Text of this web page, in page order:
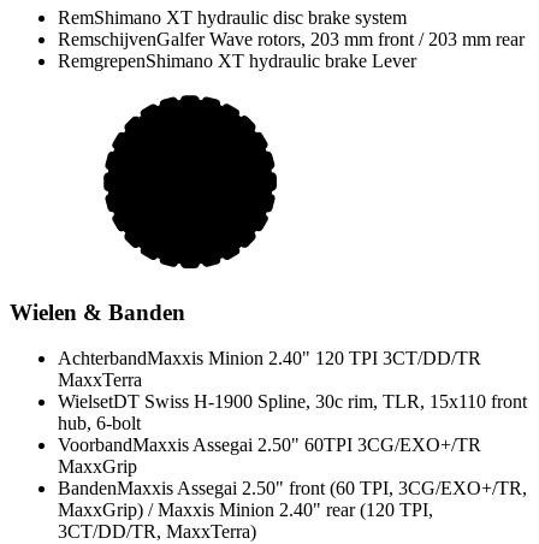
RemShimano XT hydraulic disc brake system
RemschijvenGalfer Wave rotors, 203 mm front / 203 mm rear
RemgrepenShimano XT hydraulic brake Lever
Wielen & Banden
AchterbandMaxxis Minion 2.40" 120 TPI 3CT/DD/TR
MaxxTerra
WielsetDT Swiss H-1900 Spline, 30c rim, TLR, 15x110 front
hub, 6-bolt
VoorbandMaxxis Assegai 2.50" 60TPI 3CG/EXO+/TR
MaxxGrip
BandenMaxxis Assegai 2.50" front (60 TPI, 3CG/EXO+/TR,
MaxxGrip) / Maxxis Minion 2.40" rear (120 TPI,
3CT/DD/TR, MaxxTerra)